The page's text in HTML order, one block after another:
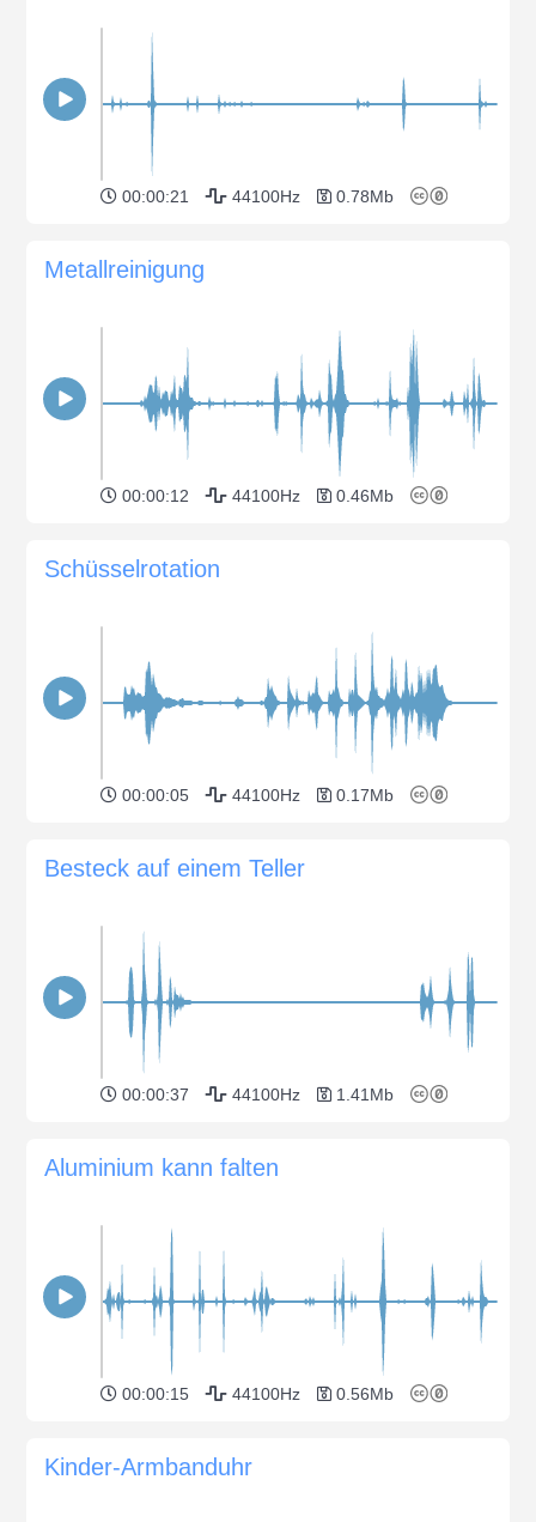
00:00:21 44100Hz 0.78Mb
Metallreinigung
00:00:12 44100Hz 0.46Mb
Schüsselrotation
00:00:05 44100Hz 0.17Mb
Besteck auf einem Teller
00:00:37 44100Hz 1.41Mb
Aluminium kann falten
00:00:15 44100Hz 0.56Mb
Kinder-Armbanduhr